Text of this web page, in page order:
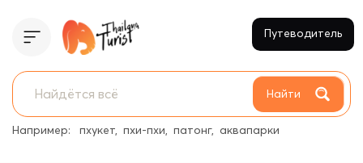
Найти
Например: пхукет пхи-пхи патонг аквапарки
Путеводитель